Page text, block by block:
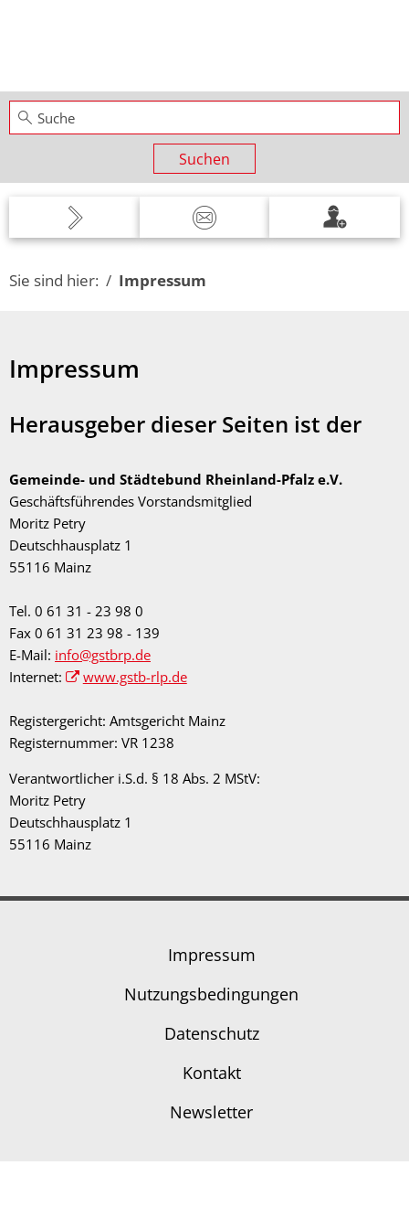
Suchen
Sie sind hier: Impressum
Impressum
Herausgeber dieser Seiten ist der
Gemeinde- und Städtebund Rheinland-Pfalz e.V.
Geschäftsführendes Vorstandsmitglied
Moritz Petry
Deutschhausplatz 1
55116 Mainz
Tel. 0 61 31 - 23 98 0
Fax 0 61 31 23 98 - 139
E-Mail: info@gstbrp.de
Internet:
www.gstb-rlp.de
Registergericht: Amtsgericht Mainz
Registernummer: VR 1238
Verantwortlicher i.S.d. § 18 Abs. 2 MStV:
Moritz Petry
Deutschhausplatz 1
55116 Mainz
Impressum
Nutzungsbedingungen
Datenschutz
Kontakt
Newsletter